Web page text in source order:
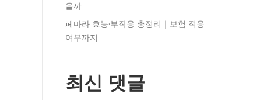
을까
페마라 효능·부작용 총정리｜보험 적용
여부까지
최신 댓글